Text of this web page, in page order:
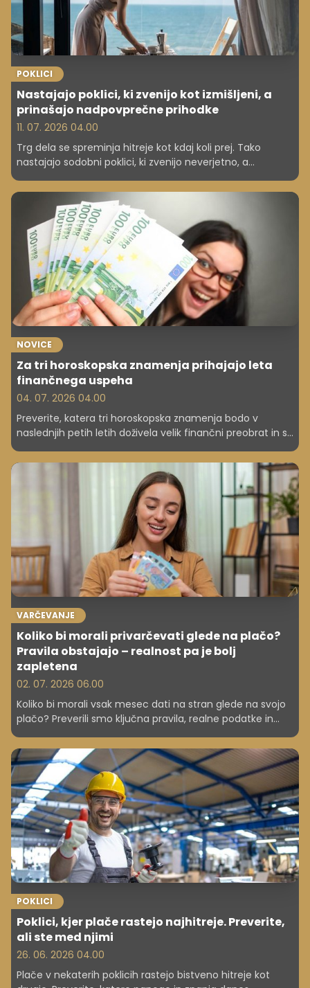
POKLICI
Nastajajo poklici, ki zvenijo kot izmišljeni, a
prinašajo nadpovprečne prihodke
11. 07. 2026 04.00
Trg dela se spreminja hitreje kot kdaj koli prej. Tako
nastajajo sodobni poklici, ki zvenijo neverjetno, a
NOVICE
Za tri horoskopska znamenja prihajajo leta
finančnega uspeha
04. 07. 2026 04.00
Preverite, katera tri horoskopska znamenja bodo v
naslednjih petih letih doživela velik finančni preobrat in si
zagotovila trajno stabilnost.
VARČEVANJE
Koliko bi morali privarčevati glede na plačo?
Pravila obstajajo – realnost pa je bolj
zapletena
02. 07. 2026 06.00
Koliko bi morali vsak mesec dati na stran glede na svojo
plačo? Preverili smo ključna pravila, realne podatke in
razlike med teorijo in prakso.
POKLICI
Poklici, kjer plače rastejo najhitreje. Preverite,
ali ste med njimi
26. 06. 2026 04.00
Plače v nekaterih poklicih rastejo bistveno hitreje kot